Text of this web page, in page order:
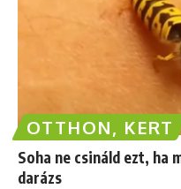
OTTHON, KERT
Soha ne csináld ezt, ha
darázs